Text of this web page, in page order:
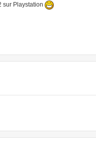
sur Playstation